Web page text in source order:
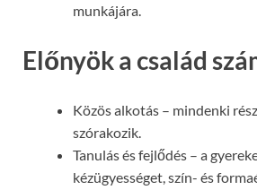
munkájára.
Előnyök a család
Közös alkotás – mindenki
szórakozik.
Tanulás és fejlődés – a
kézügyességet, szín- és